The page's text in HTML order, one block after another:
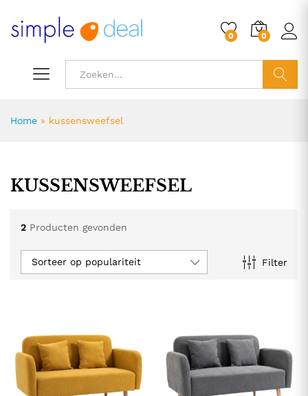
0 0
Home » kussensweefsel
KUSSENSWEEFSEL
2 Producten gevonden
Filter
Sorteer op populariteit